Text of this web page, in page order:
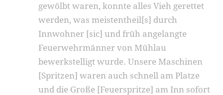
gewölbt waren, konnte alles Vieh gerettet
werden, was meistentheil[s] durch
Innwohner [sic] und früh angelangte
Feuerwehrmänner von Mühlau
bewerkstelligt wurde. Unsere Maschinen
[Spritzen] waren auch schnell am Platze
und die Große [Feuerspritze] am Inn sofort